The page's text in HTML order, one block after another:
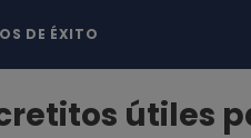
DE ÉXITO
útiles